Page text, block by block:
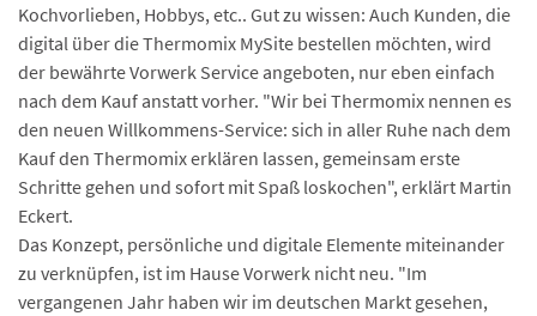
Kochvorlieben, Hobbys, etc.. Gut zu wissen: Auch Kunden, die
digital über die Thermomix MySite bestellen möchten, wird
der bewährte Vorwerk Service angeboten, nur eben einfach
nach dem Kauf anstatt vorher. "Wir bei Thermomix nennen es
den neuen Willkommens-Service: sich in aller Ruhe nach dem
Kauf den Thermomix erklären lassen, gemeinsam erste
Schritte gehen und sofort mit Spaß loskochen", erklärt Martin
Eckert.
Das Konzept, persönliche und digitale Elemente miteinander
zu verknüpfen, ist im Hause Vorwerk nicht neu. "Im
vergangenen Jahr haben wir im deutschen Markt gesehen,